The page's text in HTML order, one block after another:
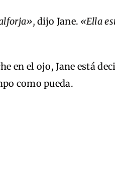
dijo Jane. «Ella
en el ojo, Jane está
como pueda.